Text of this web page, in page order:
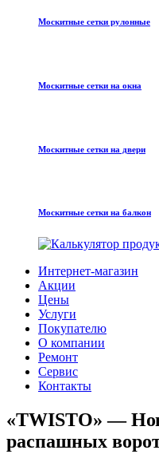
Москитные сетки рулонные
Москитные сетки на окна
Москитные сетки на двери
Москитные сетки на балкон
Интернет-магазин
Акции
Цены
Услуги
Покупателю
О компании
Ремонт
Сервис
Контакты
«TWISTO» —
распашных